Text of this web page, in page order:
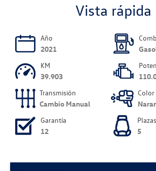
Vista rápida
Año
2021
KM
39.903
Transmisión
Cambio Manual
Garantía
12
Color
Plazas
5